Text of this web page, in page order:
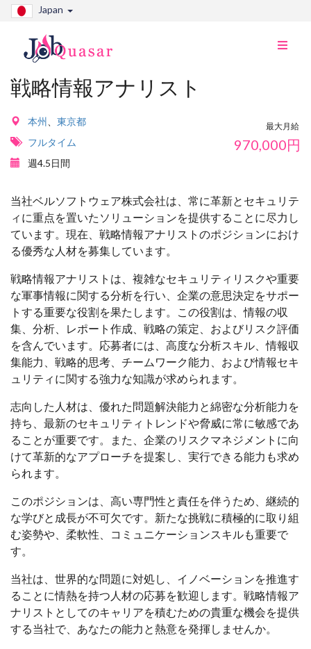
Japan
ナ
え
戦略情報アナリスト
本州
東京都
フルタイム
週4.5日間
最大月給
970,000円
当社ベルソフトウェア株式会社は、常に革新とセキュリテ
ィに重点を置いたソリューションを提供することに尽力し
ています。現在、戦略情報アナリストのポジションにおけ
る優秀な人材を募集しています。
戦略情報アナリストは、複雑なセキュリティリスクや重要
な軍事情報に関する分析を行い、企業の意思決定をサポー
トする重要な役割を果たします。この役割は、情報の収
集、分析、レポート作成、戦略の策定、およびリスク評価
を含んでいます。応募者には、高度な分析スキル、情報収
集能力、戦略的思考、チームワーク能力、および情報セキ
ュリティに関する強力な知識が求められます。
志向した人材は、優れた問題解決能力と綿密な分析能力を
持ち、最新のセキュリティトレンドや脅威に常に敏感であ
ることが重要です。また、企業のリスクマネジメントに向
けて革新的なアプローチを提案し、実行できる能力も求め
られます。
このポジションは、高い専門性と責任を伴うため、継続的
な学びと成長が不可欠です。新たな挑戦に積極的に取り組
む姿勢や、柔軟性、コミュニケーションスキルも重要で
す。
当社は、世界的な問題に対処し、イノベーションを推進す
ることに情熱を持つ人材の応募を歓迎します。戦略情報ア
ナリストとしてのキャリアを積むための貴重な機会を提供
する当社で、あなたの能力と熱意を発揮しませんか。